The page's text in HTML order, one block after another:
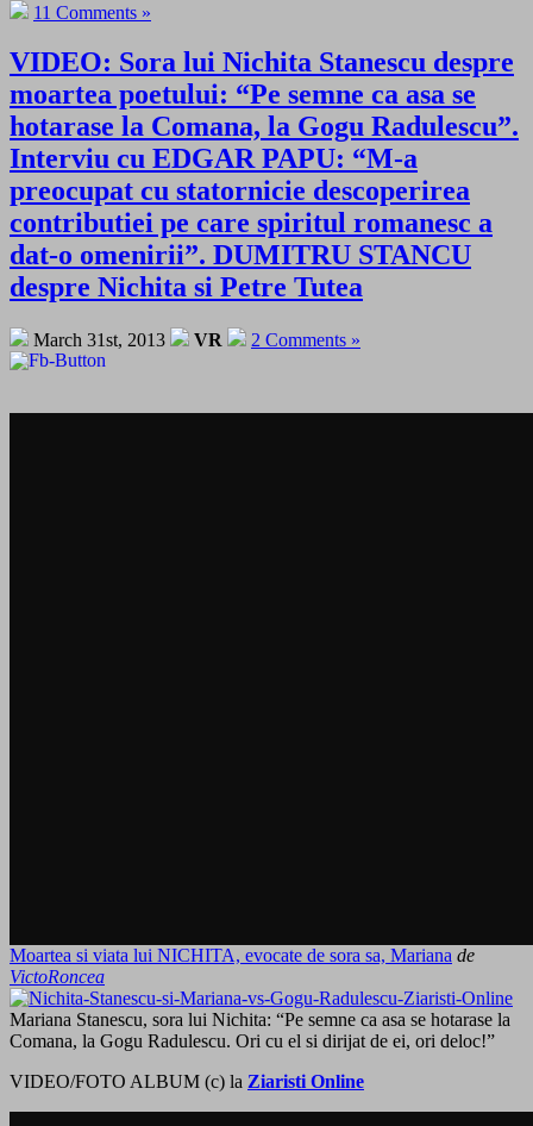
11 Comments »
VIDEO: Sora lui Nichita Stanescu despre
moartea poetului: “Pe semne ca asa se
hotarase la Comana, la Gogu Radulescu”.
Interviu cu EDGAR PAPU: “M-a
preocupat cu statornicie descoperirea
contributiei pe care spiritul romanesc a
dat-o omenirii”. DUMITRU STANCU
despre Nichita si Petre Tutea
March 31st, 2013 VR 2 Comments »
Moartea si viata lui NICHITA, evocate de sora sa, Mariana de
VictoRoncea
Mariana Stanescu, sora lui Nichita: “Pe semne ca asa se hotarase la
Comana, la Gogu Radulescu. Ori cu el si dirijat de ei, ori deloc!”
VIDEO/FOTO ALBUM (c) la Ziaristi Online